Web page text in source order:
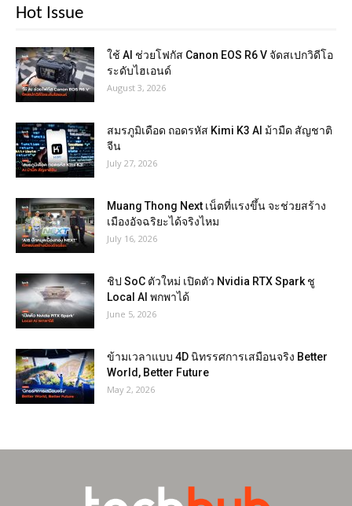
Hot Issue
ใช้ AI ช่วยโฟกัส Canon EOS R6 V จัดสเปกวิดีโอ
ระดับไฮเอนด์
August 3, 2026
สมรภูมิเดือด ถอดรหัส Kimi K3 AI ม้ามืด สัญชาติ
จีน
July 27, 2026
Muang Thong Next เน็ตที่แรงขึ้น จะช่วยสร้าง
เมืองอัจฉริยะได้จริงไหม
July 16, 2026
ชิป SoC ตัวใหม่ เปิดตัว Nvidia RTX Spark ชู
Local AI พกพาได้
June 5, 2026
ข้ามเวลาแบบ 4D นิทรรศการเสมือนจริง Better
World, Better Future
May 2, 2026